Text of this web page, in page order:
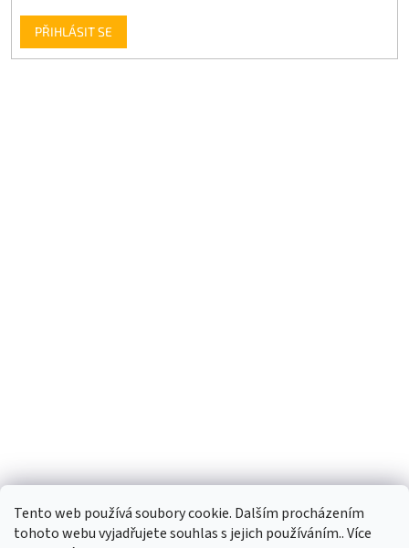
Tento web používá soubory cookie. Dalším procházením
tohoto webu vyjadřujete souhlas s jejich používáním.. Více
PŘIHLÁSIT SE